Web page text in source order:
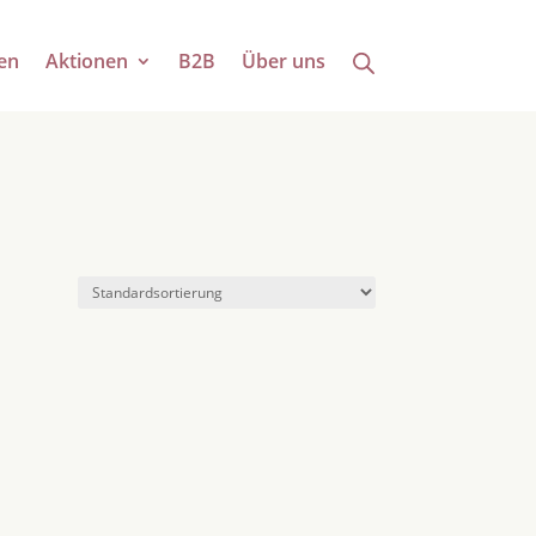
Aktionen B2B Über uns